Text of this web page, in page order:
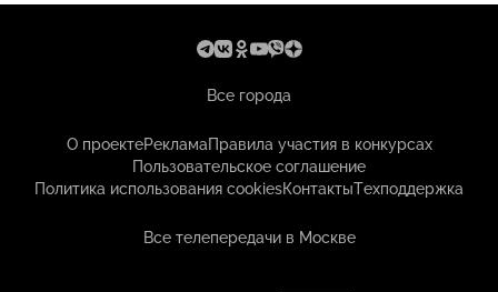
Все города
О проектеРекламаПравила участия в конкурсах
Пользовательское соглашение
Политика использования cookiesКонтактыТехподдержка
Все телепередачи в Москве